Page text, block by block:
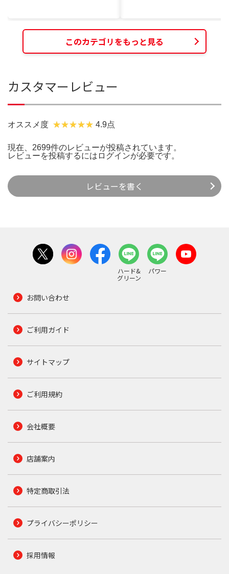
このカテゴリをもっと見る
カスタマーレビュー
オススメ度 4.9点
現在、2699件のレビューが投稿されています。
レビューを投稿するには ログインが必要です。
レビューを書く
ハード&
グリーン
パワー
お問い合わせ
ご利用ガイド
サイトマップ
ご利用規約
会社概要
店舗案内
特定商取引法
プライバシーポリシー
採用情報